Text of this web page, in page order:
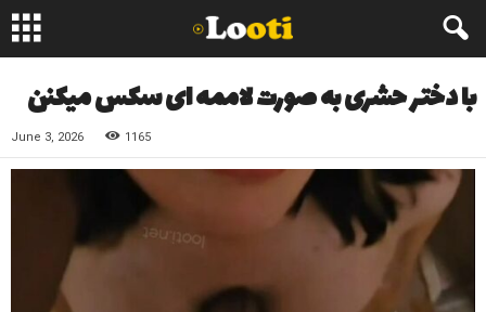
با دختر حشری به صورت لاممه ای سکس میکنن
June 3, 2026 1165